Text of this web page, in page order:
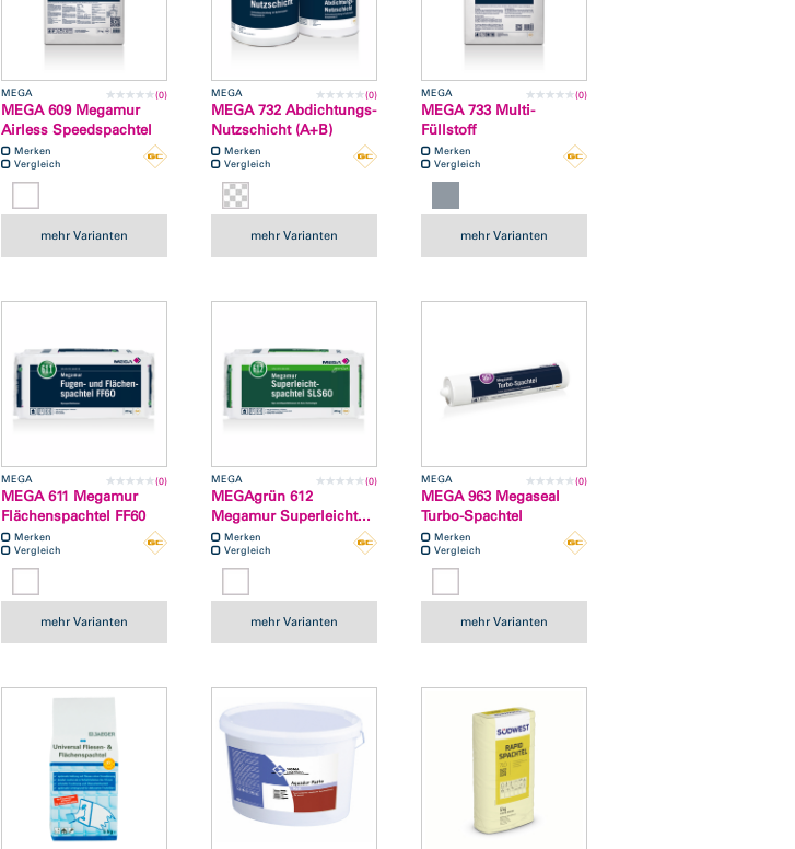
MEGA (0)
MEGA 609 Megamur
Airless Speedspachtel
Merken
Vergleich
mehr Varianten
MEGA (0)
MEGA 732 Abdichtungs-
Nutzschicht (A+B)
Merken
Vergleich
mehr Varianten
MEGA (0)
MEGA 733 Multi-
Füllstoff
Merken
Vergleich
mehr Varianten
MEGA (0)
MEGA 611 Megamur
Flächenspachtel FF60
Merken
Vergleich
mehr Varianten
MEGA (0)
MEGAgrün 612
Megamur Superleicht...
Merken
Vergleich
mehr Varianten
MEGA (0)
MEGA 963 Megaseal
Turbo-Spachtel
Merken
Vergleich
mehr Varianten